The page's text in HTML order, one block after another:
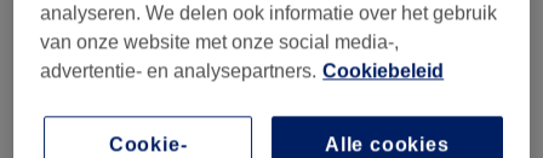
Bienvenue chez 2ED Élimine en douceur, une superbe
adresse beauté dans le cœur de Uccle !
Tram 18 arrêt Roosendael
analyseren. We delen ook informatie over het gebruik
van onze website met onze social media-,
advertentie- en analysepartners. Cookiebeleid
Alle cookies
Cookie-